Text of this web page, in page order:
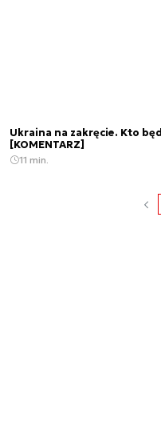
Ukraina na zakręcie. Kto
[KOMENTARZ]
11 min.